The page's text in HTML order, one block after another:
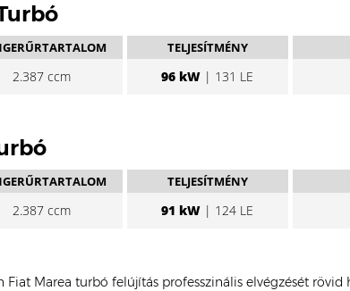
2.387 ccm
TELJESÍTMÉNY
96 kW | 131 LE
2.387 ccm
TELJESÍTMÉNY
91 kW | 124 LE
Marea turbó felújítás professzinális elvégzését